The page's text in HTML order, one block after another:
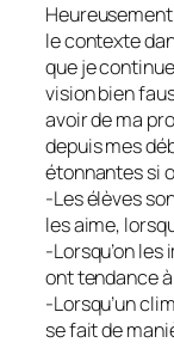
le contexte
que je
vision bien
avoir de ma
depuis mes
étonnantes si
-Les élèves
les aime,
-Lorsqu’on
ont tendance
-Lorsqu’un
se fait de